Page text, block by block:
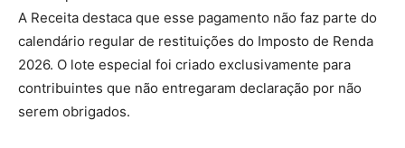
A Receita destaca que esse pagamento não faz parte do
calendário regular de restituições do Imposto de Renda
2026. O lote especial foi criado exclusivamente para
contribuintes que não entregaram declaração por não
serem obrigados.